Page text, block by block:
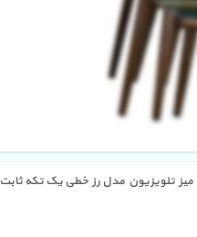
میز تلویزیون مدل رز خطی یک تکه ثابت